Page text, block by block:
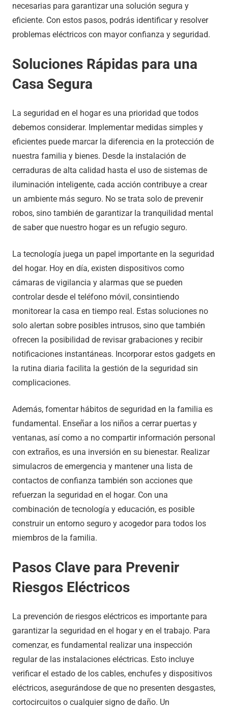
necesarias para garantizar una solución segura y
eficiente. Con estos pasos, podrás identificar y resolver
problemas eléctricos con mayor confianza y seguridad.
Soluciones Rápidas para una
Casa Segura
La seguridad en el hogar es una prioridad que todos
debemos considerar. Implementar medidas simples y
eficientes puede marcar la diferencia en la protección de
nuestra familia y bienes. Desde la instalación de
cerraduras de alta calidad hasta el uso de sistemas de
iluminación inteligente, cada acción contribuye a crear
un ambiente más seguro. No se trata solo de prevenir
robos, sino también de garantizar la tranquilidad mental
de saber que nuestro hogar es un refugio seguro.
La tecnología juega un papel importante en la seguridad
del hogar. Hoy en día, existen dispositivos como
cámaras de vigilancia y alarmas que se pueden
controlar desde el teléfono móvil, consintiendo
monitorear la casa en tiempo real. Estas soluciones no
solo alertan sobre posibles intrusos, sino que también
ofrecen la posibilidad de revisar grabaciones y recibir
notificaciones instantáneas. Incorporar estos gadgets en
la rutina diaria facilita la gestión de la seguridad sin
complicaciones.
Además, fomentar hábitos de seguridad en la familia es
fundamental. Enseñar a los niños a cerrar puertas y
ventanas, así como a no compartir información personal
con extraños, es una inversión en su bienestar. Realizar
simulacros de emergencia y mantener una lista de
contactos de confianza también son acciones que
refuerzan la seguridad en el hogar. Con una
combinación de tecnología y educación, es posible
construir un entorno seguro y acogedor para todos los
miembros de la familia.
Pasos Clave para Prevenir
Riesgos Eléctricos
La prevención de riesgos eléctricos es importante para
garantizar la seguridad en el hogar y en el trabajo. Para
comenzar, es fundamental realizar una inspección
regular de las instalaciones eléctricas. Esto incluye
verificar el estado de los cables, enchufes y dispositivos
eléctricos, asegurándose de que no presenten desgastes,
cortocircuitos o cualquier signo de daño. Un